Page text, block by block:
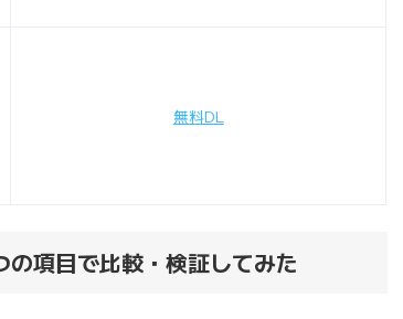
無料DL
項目で比較・検証してみた